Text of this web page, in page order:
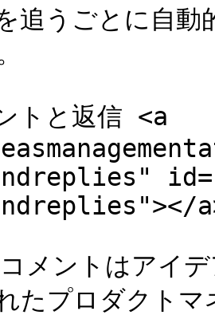
追うごとに自
トと返信 <a
メントはアイ
たプロダクト